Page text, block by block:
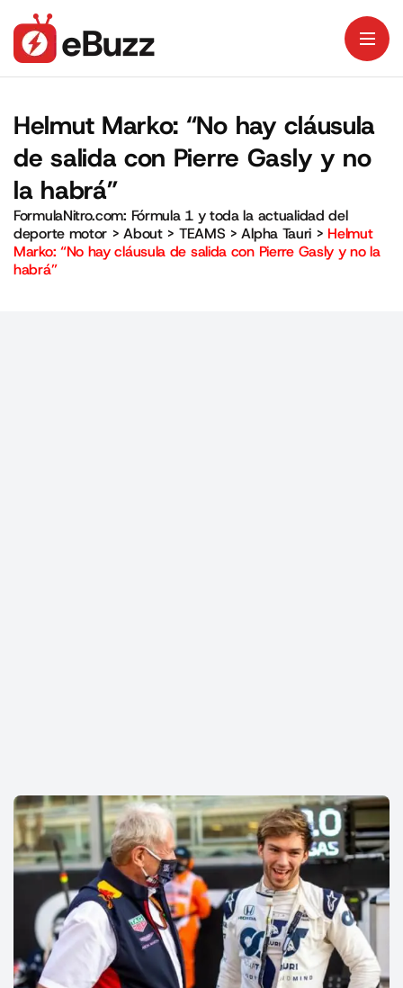
Helmut Marko: “No hay cláusula
de salida con Pierre Gasly y no
la habrá”
FormulaNitro.com: Fórmula 1 y toda la actualidad del
deporte motor >About> TEAMS >Alpha Tauri > Helmut
Marko: “No hay cláusula de salida con Pierre Gasly y no la
habrá”